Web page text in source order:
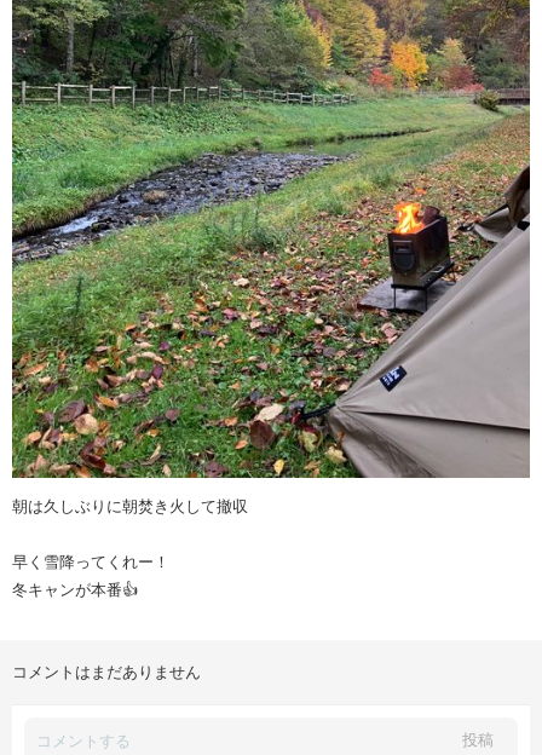
朝は久しぶりに朝焚き火して撤収
早く雪降ってくれー！
冬キャンが本番👍
コメントはまだありません
投稿